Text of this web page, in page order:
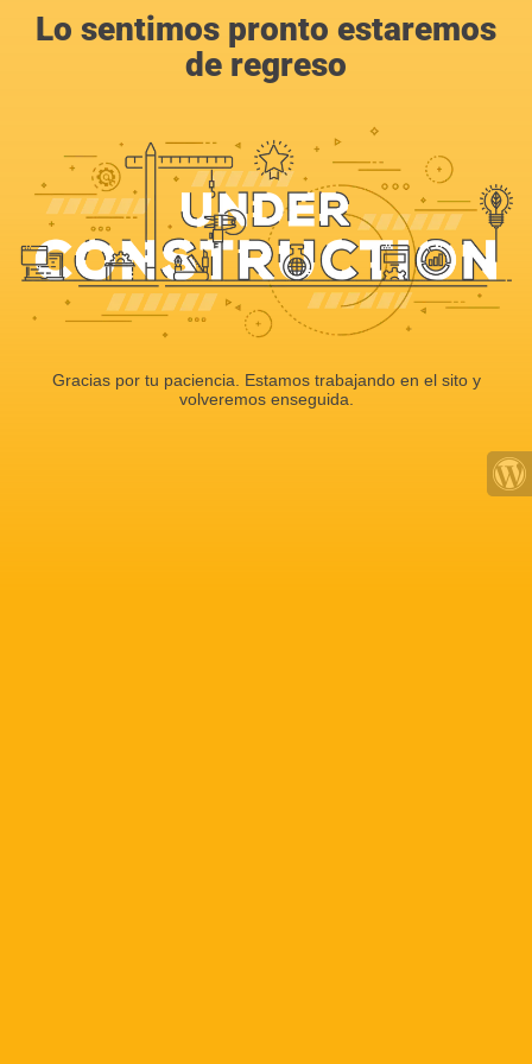
Lo sentimos pronto estaremos
de regreso
Gracias por tu paciencia. Estamos trabajando en el sito y
volveremos enseguida.